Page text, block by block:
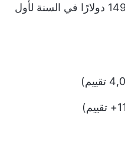
: إجمالي 149.90 دولارًا في السنة لأول